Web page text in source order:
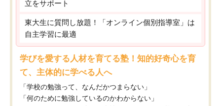
立をサポート
東大生に質問し放題！「オンライン個別指導室」は
自主学習に最適
学びを愛する人材を育てる塾！知的好奇心を育
て、主体的に学べる人へ
「学校の勉強って、なんだかつまらない」
「何のために勉強しているのかわからない」